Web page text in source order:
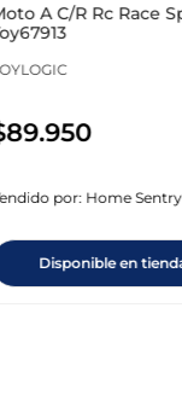
A C/R Rc Race
89.950
por: Home Sentry
Disponible en